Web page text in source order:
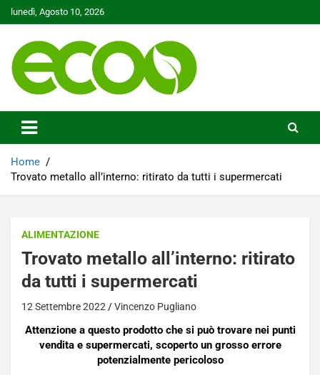
Skip
to
lunedì, Agosto 10, 2026
Ecoo.it
Home
Trovato metallo all’interno: ritirato da tutti i supermercati
ALIMENTAZIONE
Trovato metallo all’interno: ritirato
da tutti i supermercati
12 Settembre 2022 Vincenzo Pugliano
Attenzione a questo prodotto che si può trovare nei punti
vendita e supermercati, scoperto un grosso errore
potenzialmente pericoloso